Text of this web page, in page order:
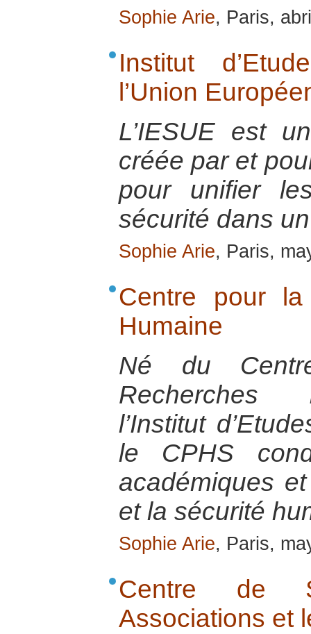
Sophie Arie, Paris,
Institut
l’Union
L’IESUE est
créée par et
pour unifier
sécurité dans
Sophie Arie, Paris,
Centre pour
Humaine
Né du
Recherches
l’Institut
le CPHS
académiques
et la sécurité
Sophie Arie, Paris,
Centre de
Associations et